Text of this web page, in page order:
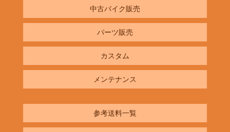
中古バイク販売
パーツ販売
カスタム
メンテナンス
参考送料一覧